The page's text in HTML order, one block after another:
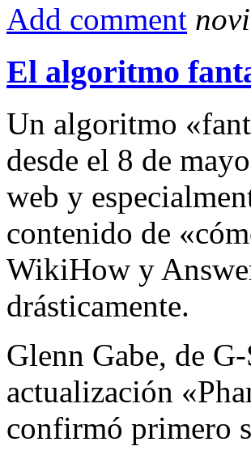
Add comment
El algoritmo
Un algoritmo
desde el 8 de
web y
contenido de
WikiHow y
drásticamente.
Glenn Gabe, de
actualización
confirmó primero